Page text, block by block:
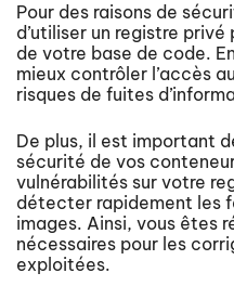
Pour des raisons de
d’utiliser un registre
de votre base de code.
mieux contrôler l’accès
risques de fuites
De plus, il est important
sécurité de vos
vulnérabilités sur votre
détecter rapidement les
images. Ainsi, vous êtes
nécessaires pour les
exploitées.